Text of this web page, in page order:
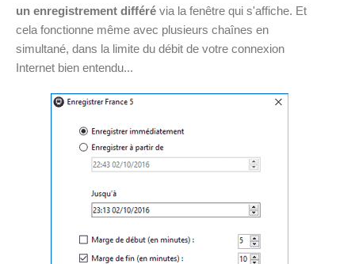
un enregistrement différé via la fenêtre qui s'affiche. Et
cela fonctionne même avec plusieurs chaînes en
simultané, dans la limite du débit de votre connexion
Internet bien entendu...